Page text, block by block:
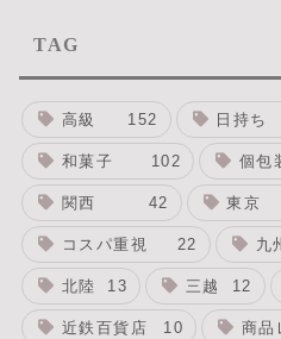
TAG
高級 152 日持ち
和菓子 102 個包
関西 42 東京
コスパ重視 22 九
北陸 13 三越 12
近鉄百貨店 10 商品